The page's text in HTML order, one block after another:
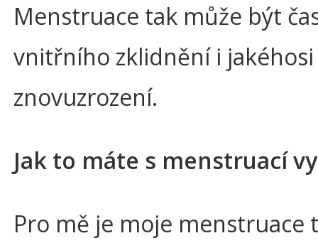
Menstruace tak může být
vnitřního zklidnění i jakéhosi
znovuzrození.
Jak to máte s menstruací
Pro mě je moje menstruace